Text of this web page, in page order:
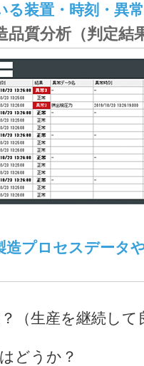
装置・時刻・異
品質分析（判定結
プロセスデータ
？（生産を継続し
どうか？